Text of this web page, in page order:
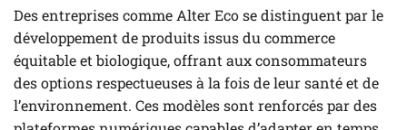
Des entreprises comme Alter Eco se distinguent par le
développement de produits issus du commerce
équitable et biologique, offrant aux consommateurs
des options respectueuses à la fois de leur santé et de
l’environnement. Ces modèles sont renforcés par des